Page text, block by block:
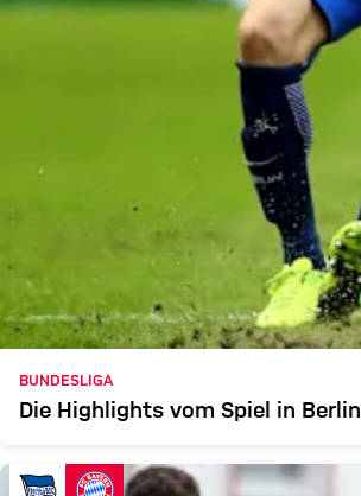
BUNDESLIGA
Die Highlights vom Spiel in Berlin